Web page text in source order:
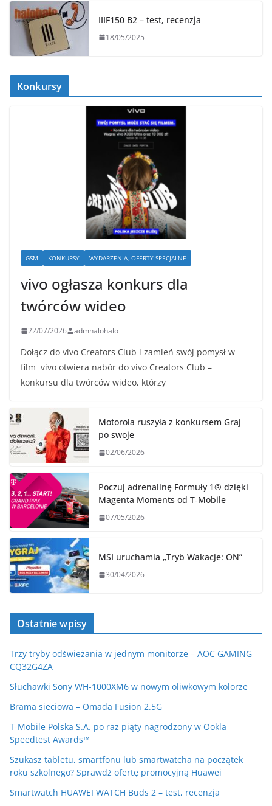
IIIF150 B2 – test, recenzja
18/05/2025
Konkursy
GSM KONKURSY WYDARZENIA, OFERTY SPECJALNE
vivo ogłasza konkurs dla
twórców wideo
22/07/2026 admhalohalo
Dołącz do vivo Creators Club i zamień swój pomysł w
film vivo otwiera nabór do vivo Creators Club –
konkursu dla twórców wideo, którzy
Motorola ruszyła z konkursem Graj
po swoje
02/06/2026
Poczuj adrenalinę Formuły 1® dzięki
Magenta Moments od T‑Mobile
07/05/2026
MSI uruchamia „Tryb Wakacje: ON”
30/04/2026
Ostatnie wpisy
Trzy tryby odświeżania w jednym monitorze – AOC GAMING
CQ32G4ZA
Słuchawki Sony WH-1000XM6 w nowym oliwkowym kolorze
Brama sieciowa – Omada Fusion 2.5G
T-Mobile Polska S.A. po raz piąty nagrodzony w Ookla
Speedtest Awards™
Szukasz tabletu, smartfonu lub smartwatcha na początek
roku szkolnego? Sprawdź ofertę promocyjną Huawei
Smartwatch HUAWEI WATCH Buds 2 – test, recenzja